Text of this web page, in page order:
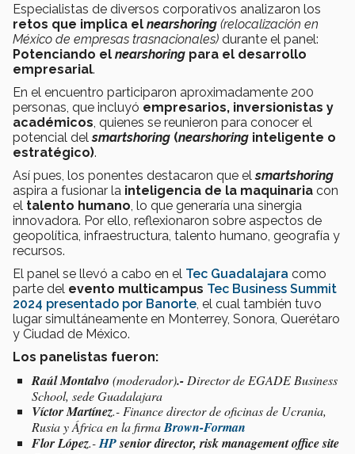
Especialistas de diversos corporativos analizaron los
retos que implica el nearshoring (relocalización en
México de empresas trasnacionales) durante el panel:
Potenciando el nearshoring para el desarrollo
empresarial.
En el encuentro participaron aproximadamente 200
personas, que incluyó empresarios, inversionistas y
académicos , quienes se reunieron para conocer el
potencial delsmartshoring (nearshoring inteligente o
estratégico).
Así pues, los ponentes destacaron que elsmartshoring
aspira a fusionar la inteligencia de la maquinaria con
el talento humano , lo que generaría una sinergia
innovadora. Por ello, reflexionaron sobre aspectos de
geopolítica, infraestructura, talento humano, geografía y
recursos.
El panel se llevó a cabo en el Tec Guadalajara como
parte del evento multicampus Tec Business Summit
2024 presentado por Banorte , el cual también tuvo
lugar simultáneamente en Monterrey, Sonora, Querétaro
y Ciudad de México.
Los panelistas fueron:
Raúl Montalvo (moderador).- Director de EGADE Business
School, sede Guadalajara
Víctor Martínez.- Finance directorde oficinas de Ucrania,
Rusia y África en la firmaBrown-Forman
Flor López.-HPsenior director, risk management office site